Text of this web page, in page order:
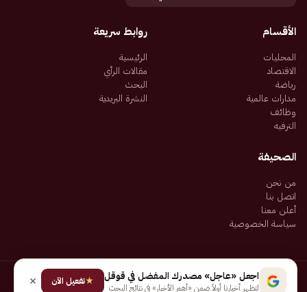
الأقسام
المحليات
الاقتصاد
رياضة
مدارات عالمية
وظائف
الترفيه
روابط سريعة
الرئيسية
مقالات الرأي
البحث
النشرة البريدية
الصحيفة
من نحن
اتصل بنا
أعلن معنا
سياسة الخصوصية
جميع الحقوق محفوظة لـ شركة إيجاز للنشر الإلكتروني المالكة لصحيفة عاجل
اجعل «عاجل» مصدرك المفضل في قوقل
لتظهر أخبارنا أولاً ضمن «أهم الأخبار» في نتائج البحث
★تفعيل الآن